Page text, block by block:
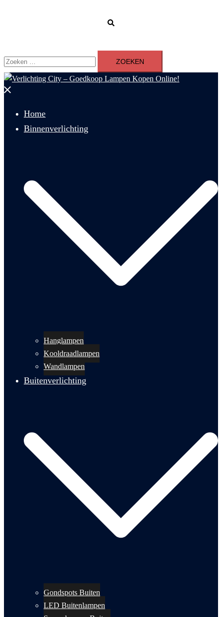
Zoeken
naar:
Menu
Home
Binnenverlichting
Hanglampen
Kooldraadlampen
Wandlampen
Buitenverlichting
Gondspots Buiten
LED Buitenlampen